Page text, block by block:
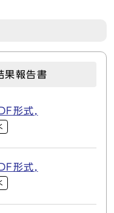
果報告書
形式,
形式,